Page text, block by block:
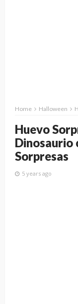
Home Halloween
Huevo
Dinosaurio
Sorpresas
5 years ago